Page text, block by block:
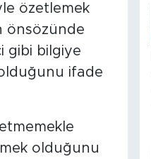
özetlemek
önsözünde
gibi bilgiye
ifade
olduğunu